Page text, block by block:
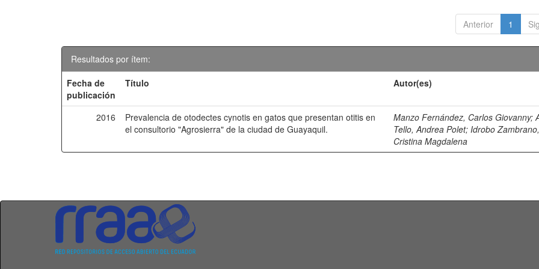
Anterior 1
Resultados por ítem:
Fecha de
publicación
Título Autor(es)
2016
Prevalencia de otodectes cynotis en gatos que presentan otitis en
el consultorio "Agrosierra" de la ciudad de Guayaquil.
Manzo Fernández, Carlos Giovanny;
Tello, Andrea Polet;Idrobo Zambrano,
Cristina Magdalena